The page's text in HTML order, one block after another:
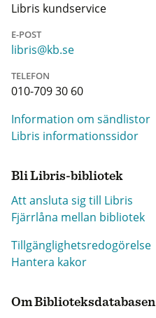
Libris kundservice
E-POST
libris@kb.se
TELEFON
010-709 30 60
Information om sändlistor
Libris informationssidor
Bli Libris-bibliotek
Att ansluta sig till Libris
Fjärrlåna mellan bibliotek
Tillgänglighetsredogörelse
Hantera kakor
Om Biblioteksdatabasen